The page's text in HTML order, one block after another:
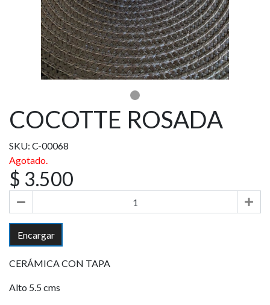
COCOTTE ROSADA
SKU: C-00068
Agotado.
$ 3.500
Encargar
CERÁMICA CON TAPA
Alto 5.5 cms